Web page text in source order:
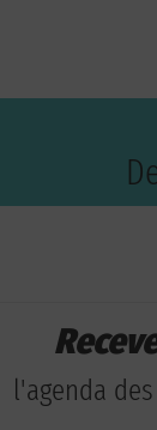
l'agenda